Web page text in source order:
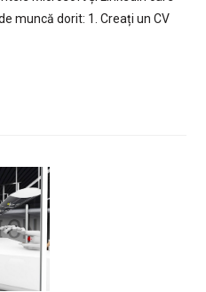
muncă dorit: 1. Creați un CV